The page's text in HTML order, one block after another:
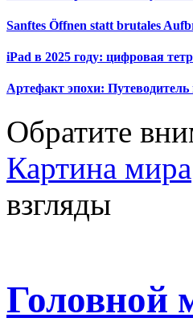
Sanftes Öffnen statt brutales
iPad в 2025 году: цифровая
Артефакт эпохи:
Обратите
Картина мира
взгляды
Головной